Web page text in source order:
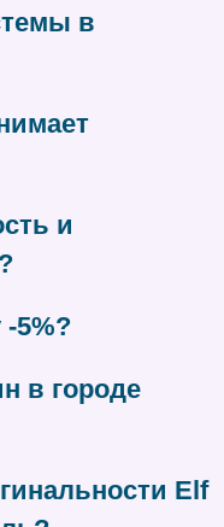
в
и
-5%?
в городе
Elf